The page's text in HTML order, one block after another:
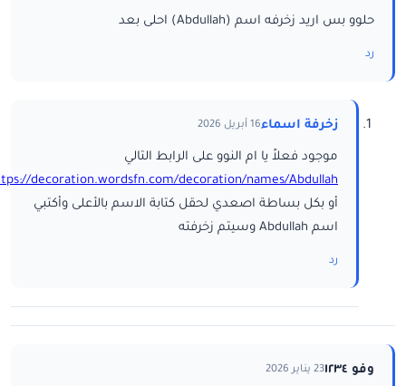
حلوو بس اريد زخرفه اسم (Abdullah) احلى بعد
رد
زخرفة اسماء16 أبريل 2026
موجود فعلاً يا ام النوو على الرابط التالي
decoration.wordsfn.com/decoration/names/Abdullah/
أو بكل بساطة اصعدي لحقل كتابة الاسم بالأعلى وأكتبي
اسم Abdullah وسيتم زخرفته
رد
وفو ١٢٣٤ 23 يناير 2026